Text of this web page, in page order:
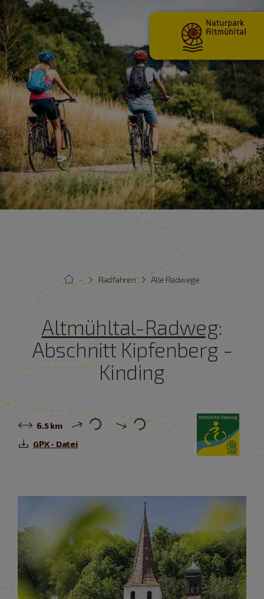
Alle Radwege
Radfahren
···
Altmühltal-Radweg:
Abschnitt Kipfenberg -
Kinding
6.5 km
GPX - Datei